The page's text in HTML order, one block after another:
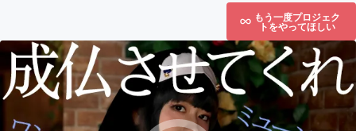
もう一度プロジェク
トをやってほしい